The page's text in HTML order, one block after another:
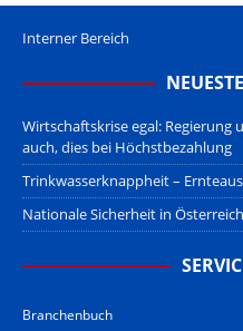
Interner Bereich
Wirtschaftskrise egal:
auch, dies bei Höchstbezahlung
Trinkwasserknappheit –
Nationale Sicherheit in
Branchenbuch